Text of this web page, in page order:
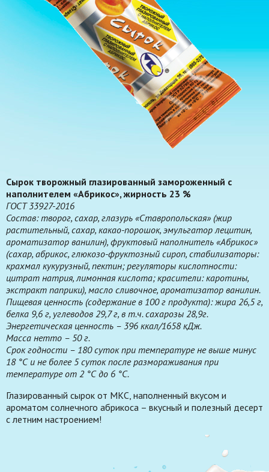
Сырок творожный глазированный замороженный с
наполнителем «Абрикос», жирность 23 %
ГОСТ33927-2016
Состав: творог, сахар, глазурь «Ставропольская» (жир
растительный, сахар, какао-порошок, эмульгатор лецитин,
ароматизатор ванилин), фруктовый наполнитель «Абрикос»
(сахар, абрикос, глюкозо-фруктозный сироп, стабилизаторы:
крахмал кукурузный, пектин; регуляторы кислотности:
цитрат натрия, лимонная кислота; красители: каротины,
экстракт паприки), масло сливочное, ароматизатор ванилин.
Пищевая ценность (содержание в 100 г продукта): жира 26,5 г,
белка 9,6 г, углеводов 29,7 г, в т.ч. сахарозы 28,9г.
Энергетическая ценность – 396 ккал/1658 кДж.
Масса нетто – 50 г.
Срок годности – 180 суток при температуре не выше минус
18 °С и не более 5 суток после размораживания при
температуре от 2 °С до 6 °С.
Глазированный сырок от МКС, наполненный вкусом и
ароматом солнечного абрикоса – вкусный и полезный десерт
с летним настроением!